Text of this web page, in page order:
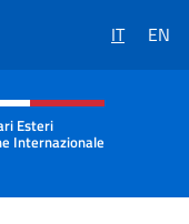
IT EN
e menù
Esteri
Internazionale